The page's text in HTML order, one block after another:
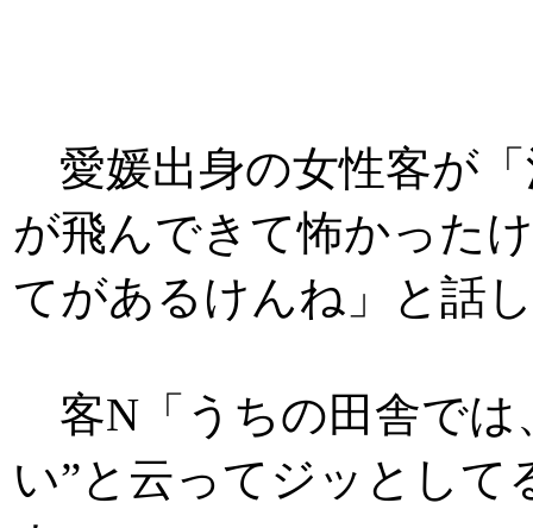
愛媛出身の女性客が
が飛んできて怖かった
てがあるけんね」と話
客N「うちの田舎では
い”と云ってジッとし